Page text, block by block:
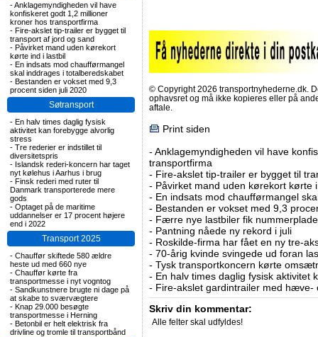
-Anklagemyndigheden vil have
konfiskeret godt 1,2 millioner
kroner hos transportfirma
- Fire-akslet tip-trailer er bygget til
transport af jord og sand
- Påvirket mand uden kørekort
kørte ind i lastbil
- En indsats mod chaufførmangel
skal inddrages i totalberedskabet
- Bestanden er vokset med 9,3
procent siden juli 2020
Søtransport
- En halv times daglig fysisk
aktivitet kan forebygge alvorlig
stress
- Tre rederier er indstillet til
diversitetspris
- Islandsk rederi-koncern har taget
nyt kølehus i Aarhus i brug
- Finsk rederi med ruter til
Danmark transporterede mere
gods
- Optaget på de maritime
uddannelser er 17 procent højere
end i 2022
Transport 2025
- Chauffør skiftede 580 ældre
heste ud med 660 nye
- Chauffør kørte fra
transportmesse i nyt vogntog
- Sandkunstnere brugte ni dage på
at skabe to sværvægtere
- Knap 29.000 besøgte
transportmesse i Herning
- Betonbil er helt elektrisk fra
drivline og tromle til transportbånd
© Copyright 2026 transportnyhederne.dk.
ophavsret og må ikke kopieres eller på
aftale.
Print siden
- Anklagemyndigheden vil have
transportfirma
- Fire-akslet tip-trailer er bygget til
- Påvirket mand uden kørekort kørte
- En indsats mod chaufførmangel
- Bestanden er vokset med 9,3
- Færre nye lastbiler fik
- Pantning nåede ny rekord i juli
- Roskilde-firma har fået en ny tre-
- 70-årig kvinde svingede ud foran
- Tysk transportkoncern kørte
- En halv times daglig fysisk aktivitet
- Fire-akslet gardintrailer med hæve-
Skriv din kommentar:
Alle felter skal udfyldes!